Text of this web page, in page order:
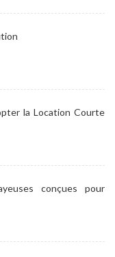
la Location Courte
conçues pour